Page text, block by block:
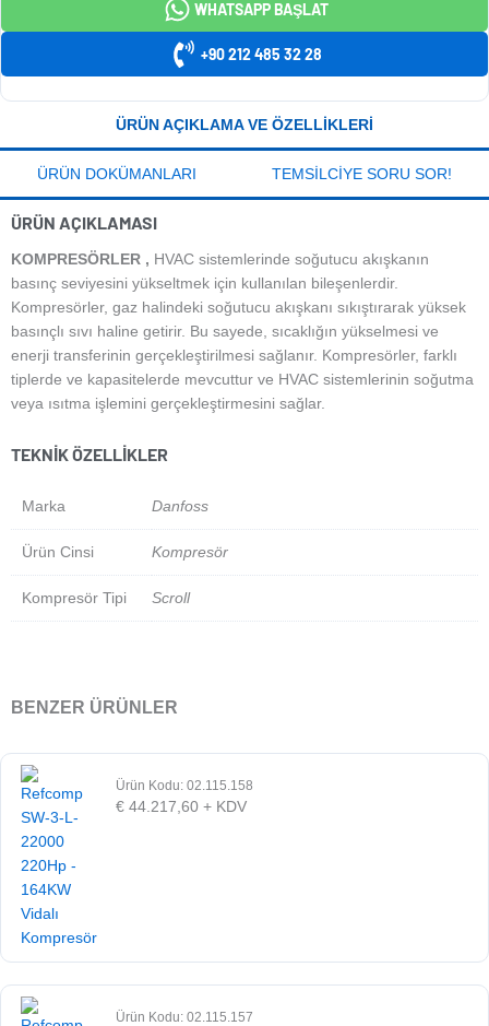
WHATSAPP BAŞLAT
+90 212 485 32 28
ÜRÜN AÇIKLAMA VE ÖZELLIKLERI
ÜRÜN DOKÜMANLARI TEMSILCIYE SORU SOR!
ÜRÜN AÇIKLAMASI
KOMPRESÖRLER , HVAC sistemlerinde soğutucu akışkanın
basınç seviyesini yükseltmek için kullanılan bileşenlerdir.
Kompresörler, gaz halindeki soğutucu akışkanı sıkıştırarak yüksek
basınçlı sıvı haline getirir. Bu sayede, sıcaklığın yükselmesi ve
enerji transferinin gerçekleştirilmesi sağlanır. Kompresörler, farklı
tiplerde ve kapasitelerde mevcuttur ve HVAC sistemlerinin soğutma
veya ısıtma işlemini gerçekleştirmesini sağlar.
TEKNIK ÖZELLIKLER
Marka Danfoss
Ürün Cinsi Kompresör
Kompresör Tipi Scroll
BENZER ÜRÜNLER
Ürün Kodu: 02.115.158
€ 44.217,60 + KDV
Ürün Kodu: 02.115.157